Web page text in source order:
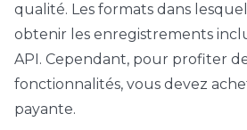
qualité. Les formats dans
obtenir les enregistrements
API. Cependant, pour profiter
fonctionnalités, vous devez
payante.